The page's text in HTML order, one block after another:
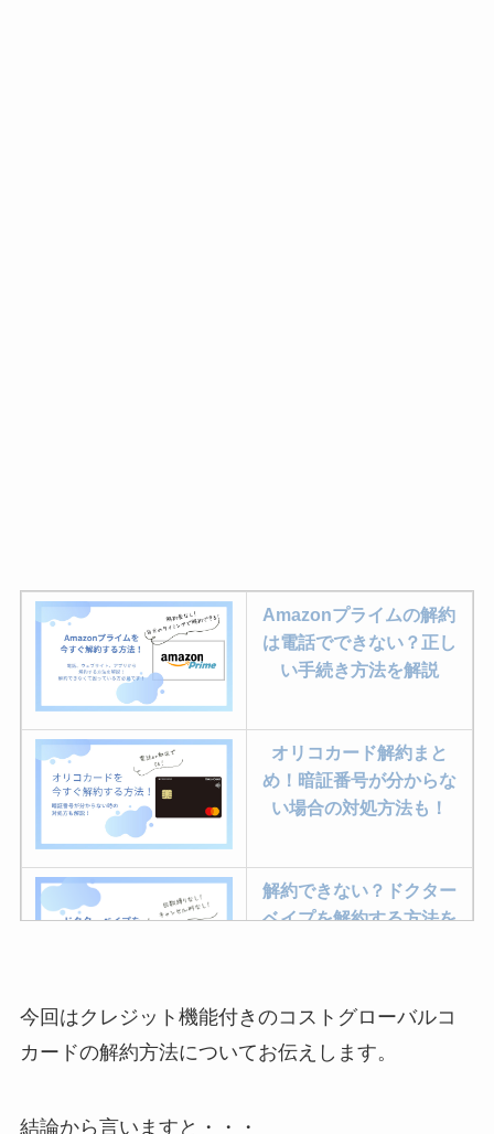
Amazonプライムの解約
は電話でできない？正し
い手続き方法を解説
オリコカード解約まと
め！暗証番号が分からな
い場合の対処方法も！
解約できない？ドクター
ベイプを解約する方法を
ミュゼプラチナムの解約
方法まとめ！契約期間が
今回はクレジット機能付きのコストグローバルコ
カードの解約方法についてお伝えします。
結論から言いますと・・・